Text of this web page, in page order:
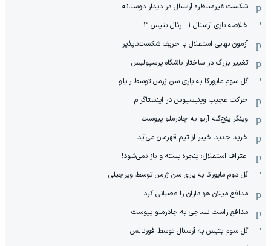
شکست غیرمنتظره آرسنال در دیدار دوستانه
خلاصه بازی آرسنال 1 - رئال بتیس 3
آزمون نهایی استقلال با حریف شکست‌ناپذیر
تغییر بزرگ در ساختار باشگاه پرسپولیس
گل سوم مایورکا به پاری سن ژرمن توسط رایلو
حرکت عجیب وینیسیوس در اینستاگرام
وینگر پنج‌گله آریو به چادرملو پیوست
خرید جدید خیبر از تیم قهرمان می‌آید
اعتراف استقلال: پنجره بسته و باز نمی‌شود!
گل دوم مایورکا به پاری سن ژرمن توسط ویرجیلی
مدافع میلان هواداران را عصبانی کرد
مدافع راست نساجی به چادرملو پیوست
گل سوم بتیس به آرسنال توسط فورنالس